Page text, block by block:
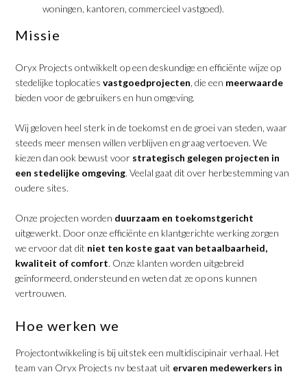
woningen, kantoren, commercieel vastgoed).
Missie
Oryx Projects ontwikkelt op een deskundige en efficiënte wijze op
stedelijke toplocatiesvastgoedprojecten, die een meerwaarde
bieden voor de gebruikers en hun omgeving.
Wij geloven heel sterk in de toekomst en de groei van steden, waar
steeds meer mensen willen verblijven en graag vertoeven. We
kiezen dan ook bewust voor strategisch gelegen projecten in
een stedelijke omgeving. Veelal gaat dit over herbestemming van
oudere sites.
Onze projecten worden duurzaam en toekomstgericht
uitgewerkt. Door onze efficiënte en klantgerichte werking zorgen
we ervoor dat dit niet ten koste gaat van betaalbaarheid,
kwaliteit of comfort. Onze klanten worden uitgebreid
geïnformeerd, ondersteund en weten dat ze op ons kunnen
vertrouwen.
Hoe werken we
Projectontwikkeling is bij uitstek een multidiscipinair verhaal. Het
team van Oryx Projects nv bestaat uit ervaren medewerkers in